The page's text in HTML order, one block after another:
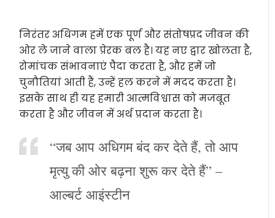
निरंतर अधिगम हमें एक पूर्ण और संतोषप्रद जीवन की
ओर ले जाने वाला प्रेरक बल है। यह नए द्वार खोलता है,
रोमांचक संभावनाएं पैदा करता है, और हमें जो
चुनौतियां आती हैं, उन्हें हल करने में मदद करता है।
इसके साथ ही यह हमारी आत्मविश्वास को मजबूत
करता है और जीवन में अर्थ प्रदान करता है।
“जब आप अधिगम बंद कर देते हैं, तो आप
मृत्यु की ओर बढ़ना शुरू कर देते हैं” –
आल्बर्ट आइंस्टीन